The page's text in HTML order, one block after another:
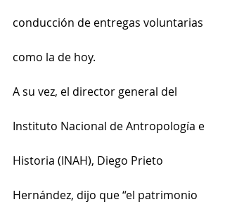
conducción de entregas voluntarias
como la de hoy.
A su vez, el director general del
Instituto Nacional de Antropología e
Historia (INAH), Diego Prieto
Hernández, dijo que “el patrimonio